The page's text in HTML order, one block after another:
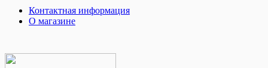
Контактная информация
О магазине